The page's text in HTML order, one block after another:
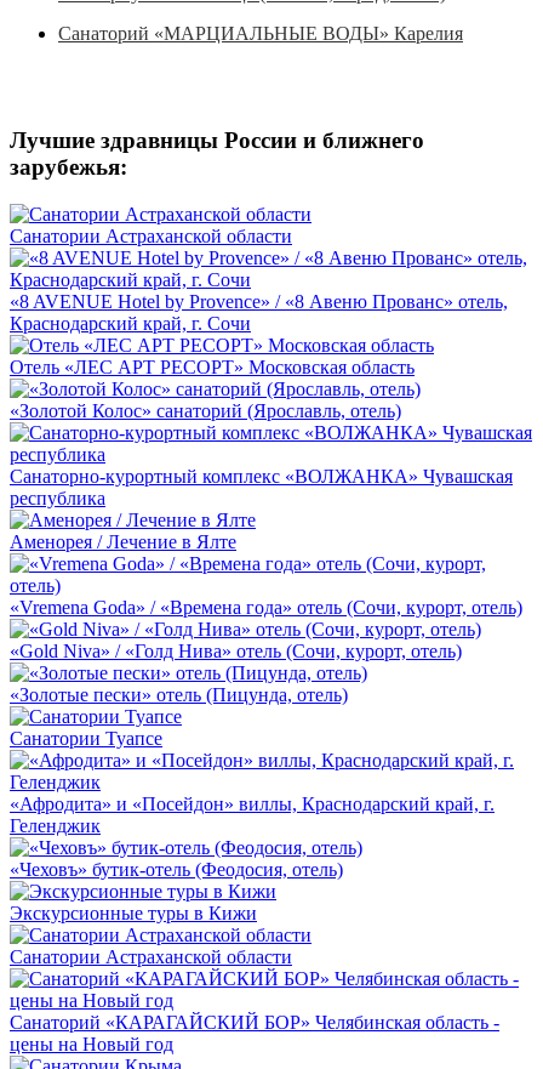
Санаторий «МАРЦИАЛЬНЫЕ ВОДЫ» Карелия
Лучшие здравницы России и ближнего
зарубежья:
Санатории Астраханской области
«8 AVENUE Hotel by Provence» / «8 Авеню Прованс» отель,
Краснодарский край, г. Сочи
Отель «ЛЕС АРТ РЕСОРТ» Московская область
«Золотой Колос» санаторий (Ярославль, отель)
Санаторно-курортный комплекс «ВОЛЖАНКА» Чувашская
республика
Аменорея / Лечение в Ялте
«Vremena Goda» / «Времена года» отель (Сочи, курорт, отель)
«Gold Niva» / «Голд Нива» отель (Сочи, курорт, отель)
«Золотые пески» отель (Пицунда, отель)
Санатории Туапсе
«Афродита» и «Посейдон» виллы, Краснодарский край, г.
Геленджик
«Чеховъ» бутик-отель (Феодосия, отель)
Экскурсионные туры в Кижи
Санатории Астраханской области
Санаторий «КАРАГАЙСКИЙ БОР» Челябинская область -
цены на Новый год